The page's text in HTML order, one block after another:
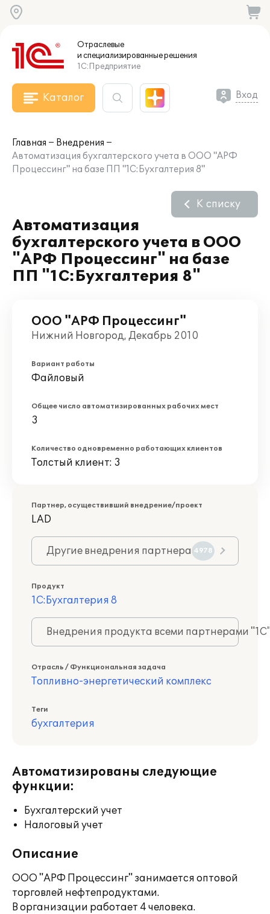
Отраслевые
и специализированныерешения
1С:Предприятие
Каталог Вход
Главная
Внедрения
Автоматизация бухгалтерского учета в ООО "АРФ
Процессинг" на базе ПП "1С:Бухгалтерия 8"
Автоматизация
бухгалтерского учета в ООО
"АРФ Процессинг" на базе
ПП "1С:Бухгалтерия 8"
К списку
ООО "АРФ Процессинг"
Нижний Новгород, Декабрь 2010
Вариант работы
Файловый
Общее число автоматизированных рабочих мест
3
Количество одновременно работающих клиентов
Толстый клиент: 3
Партнер, осуществивший внедрение/проект
LAD
Другие внедрения партнера 4978
Продукт
1С:Бухгалтерия 8
Внедрения продукта всеми партнерами
Отрасль / Функциональная задача
Топливно-энергетический комплекс
Теги
бухгалтерия
Автоматизированы следующие
функции:
Бухгалтерский учет
Налоговый учет
Описание
ООО "АРФ Процессинг" занимается оптовой
торговлей нефтепродуктами.
В организации работает 4 человека.